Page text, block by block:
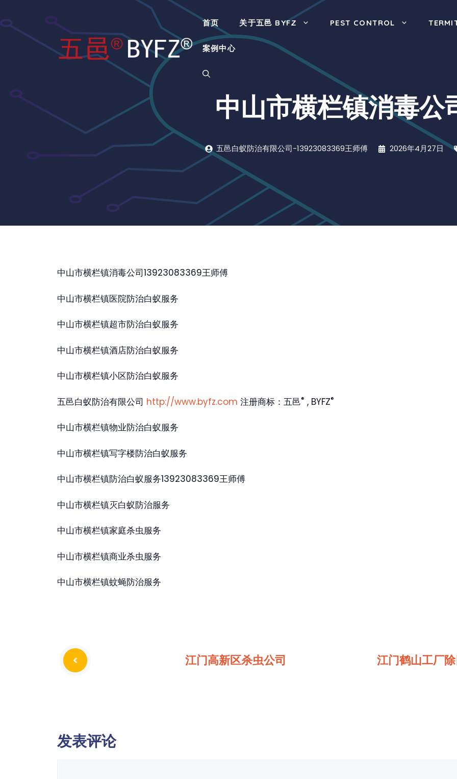
至
内
首页 关于五邑 BYFZ PEST CONTROL
案例中心
中山市横栏镇消毒公
五邑白蚁防治有限公司-13923083369王师傅 2026年4月27日
中山市横栏镇消毒公司13923083369王师傅
中山市横栏镇医院防治白蚁服务
中山市横栏镇超市防治白蚁服务
中山市横栏镇酒店防治白蚁服务
中山市横栏镇小区防治白蚁服务
五邑白蚁防治有限公司 http://www.byfz.com 注册商标：五邑® , BYFZ®
中山市横栏镇物业防治白蚁服务
中山市横栏镇写字楼防治白蚁服务
中山市横栏镇防治白蚁服务13923083369王师傅
中山市横栏镇灭白蚁防治服务
中山市横栏镇家庭杀虫服务
中山市横栏镇商业杀虫服务
中山市横栏镇蚊蝇防治服务
江门高新区杀虫公司 江门鹤山工厂
发表评论